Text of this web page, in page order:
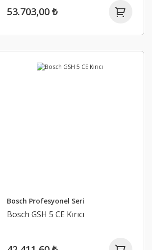
53.703,00 ₺
Bosch Profesyonel Seri
Bosch GSH 5 CE Kırıcı